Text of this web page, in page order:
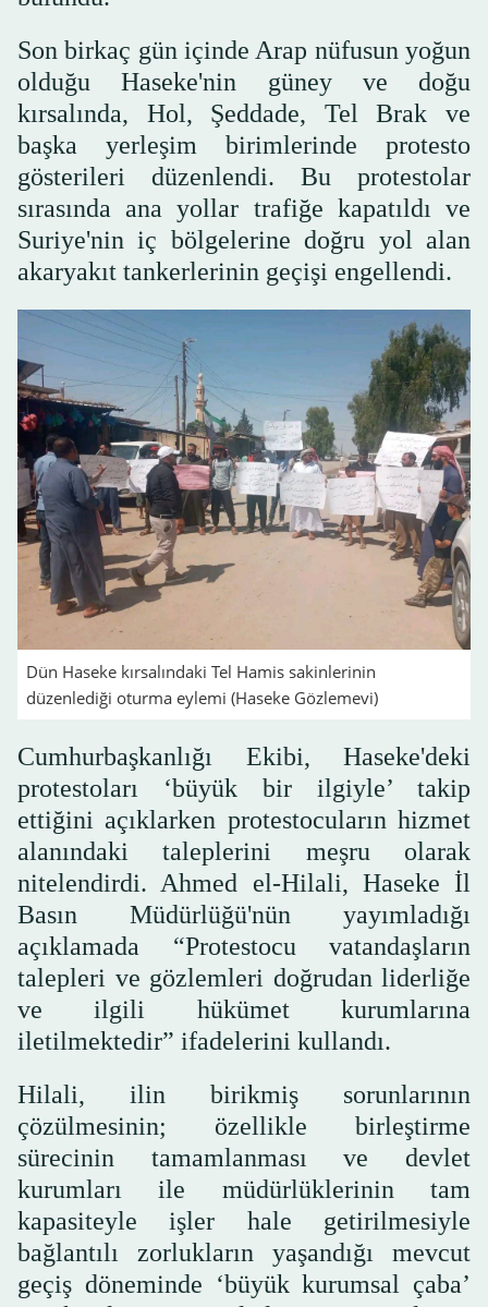
Son birkaç gün içinde Arap nüfusun yoğun
olduğu Haseke'nin güney ve doğu
kırsalında, Hol, Şeddade, Tel Brak ve
başka yerleşim birimlerinde protesto
gösterileri düzenlendi. Bu protestolar
sırasında ana yollar trafiğe kapatıldı ve
Suriye'nin iç bölgelerine doğru yol alan
akaryakıt tankerlerinin geçişi engellendi.
Dün Haseke kırsalındaki Tel Hamis sakinlerinin
düzenlediği oturma eylemi (Haseke Gözlemevi)
Cumhurbaşkanlığı Ekibi, Haseke'deki
protestoları ‘büyük bir ilgiyle’ takip
ettiğini açıklarken protestocuların hizmet
alanındaki taleplerini meşru olarak
nitelendirdi. Ahmed el-Hilali, Haseke İl
Basın Müdürlüğü'nün yayımladığı
açıklamada “Protestocu vatandaşların
talepleri ve gözlemleri doğrudan liderliğe
ve ilgili hükümet kurumlarına
iletilmektedir” ifadelerini kullandı.
Hilali, ilin birikmiş sorunlarının
çözülmesinin; özellikle birleştirme
sürecinin tamamlanması ve devlet
kurumları ile müdürlüklerinin tam
kapasiteyle işler hale getirilmesiyle
bağlantılı zorlukların yaşandığı mevcut
geçiş döneminde ‘büyük kurumsal çaba’